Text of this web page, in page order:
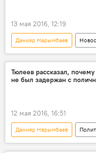
13 мая 2016, 12:19
Данияр Нарымбаев
Кыргызстан
Задержание депутата
Омурбек Текебаев
Тюлеев рассказал,
не был задержан с
12 мая 2016, 16:51
Данияр Нарымбаев
Кыргызстан
видео